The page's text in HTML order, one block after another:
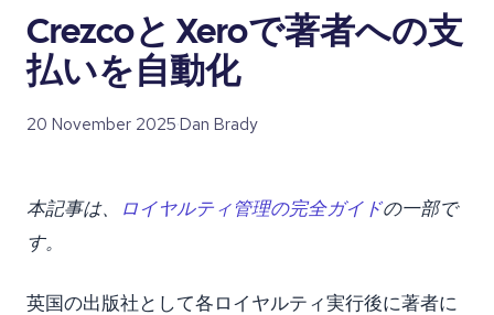
Crezcoと Xeroで著者への支
払いを自動化
20 November 2025·Dan Brady
本記事は、 ロイヤルティ管理の完全ガイドの一部で
す。
英国の出版社として各ロイヤルティ実行後に著者に